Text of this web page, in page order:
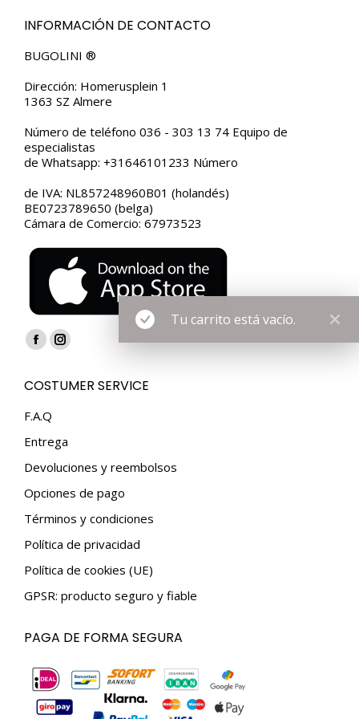
Tu carrito está vacío.
INFORMACIÓN DE CONTACTO
BUGOLINI ®
Dirección: Homerusplein 1
1363 SZ Almere
Número de teléfono 036 - 303 13 74 Equipo de
especialistas
de Whatsapp: +31646101233 Número
de IVA: NL857248960B01 (holandés)
BE0723789650 (belga)
Cámara de Comercio: 67973523
Encuéntranos en:
Facebook
opens
in
window
Instagram
opens
window
COSTUMER SERVICE
F.A.Q
Entrega
Devoluciones y reembolsos
Opciones de pago
Términos y condiciones
Política de privacidad
Política de cookies (UE)
GPSR: producto seguro y fiable
PAGA DE FORMA SEGURA